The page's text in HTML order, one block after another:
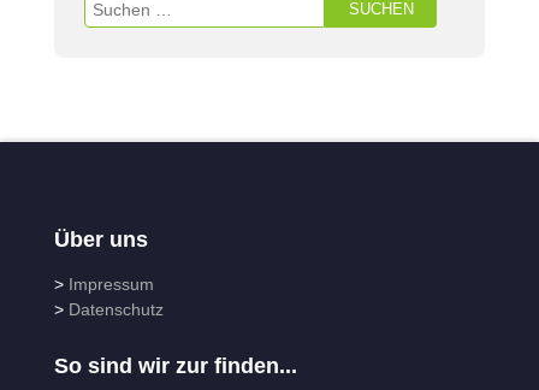
Über uns
> Impressum
> Datenschutz
So sind wir zur finden...